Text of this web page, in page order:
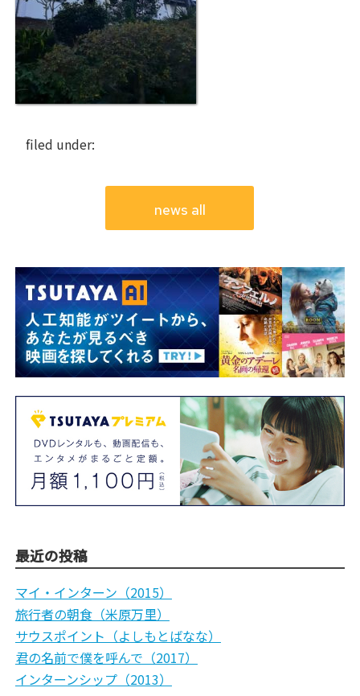
filed under:
news all
最近の投稿
マイ・インターン（2015）
旅行者の朝食（米原万里）
サウスポイント（よしもとばなな）
君の名前で僕を呼んで（2017）
インターンシップ（2013）